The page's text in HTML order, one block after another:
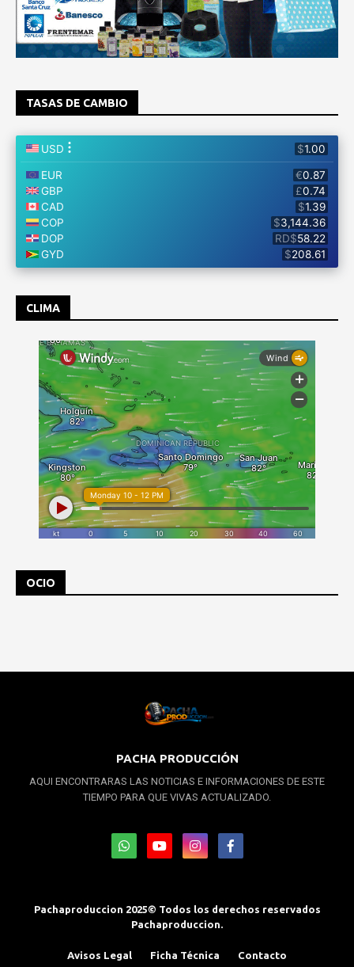
TASAS DE CAMBIO
CLIMA
OCIO
PACHA PRODUCCIÓN
AQUI ENCONTRARAS LAS NOTICIAS E INFORMACIONES DE ESTE
TIEMPO PARA QUE VIVAS ACTUALIZADO.
Pachaproduccion 2025© Todos los derechos reservados
Pachaproduccion.
Avisos Legal Ficha Técnica Contacto